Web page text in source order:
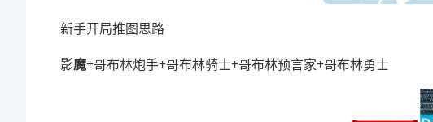
新手开局推图思路
影魔+哥布林炮手+哥布林骑士+哥布林预言家+哥布林勇士